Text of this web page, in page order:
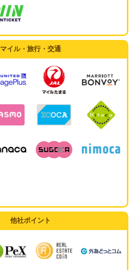
マイル・旅行・交通
他社ポイント